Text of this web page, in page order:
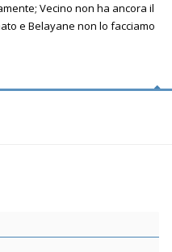
Vecino non ha ancora il
e Belayane non lo facciamo